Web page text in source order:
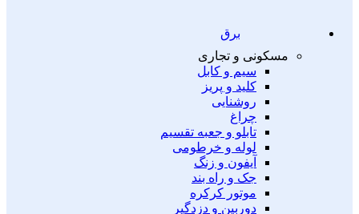
برق
مسکونی و تجاری
سیم و کابل
کلید و پریز
روشنایی
چراغ
تابلو و جعبه تقسیم
لوله و خرطومی
آیفون و زنگ
جک و راه بند
موتور کرکره
دوربین و دزدگیر